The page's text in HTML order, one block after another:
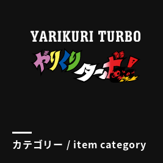
◆ ほん魔界な！？｜【ビックリマ
カテゴリー / item category